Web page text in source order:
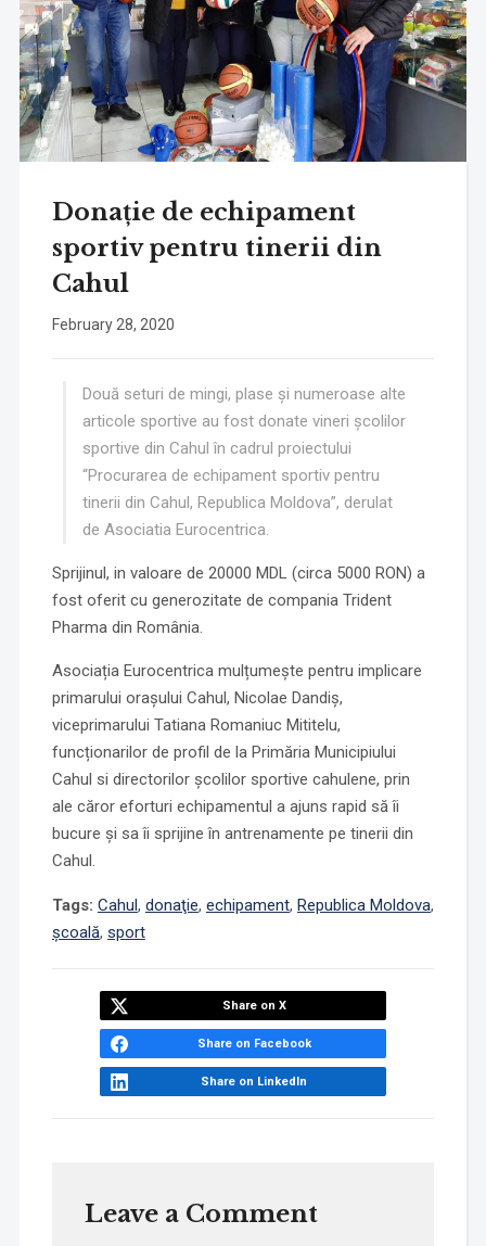
Donație de echipament
sportiv pentru tinerii din
Cahul
February 28, 2020
Două seturi de mingi, plase și numeroase alte
articole sportive au fost donate vineri școlilor
sportive din Cahul în cadrul proiectului
“Procurarea de echipament sportiv pentru
tinerii din Cahul, Republica Moldova”, derulat
de Asociatia Eurocentrica.
Sprijinul, in valoare de 20000 MDL (circa 5000 RON) a
fost oferit cu generozitate de compania Trident
Pharma din România.
Asociația Eurocentrica mulțumește pentru implicare
primarului orașului Cahul, Nicolae Dandiș,
viceprimarului Tatiana Romaniuc Mititelu,
funcționarilor de profil de la Primăria Municipiului
Cahul si directorilor școlilor sportive cahulene, prin
ale căror eforturi echipamentul a ajuns rapid să îi
bucure și sa îi sprijine în antrenamente pe tinerii din
Cahul.
Tags: Cahul, donaţie, echipament, Republica Moldova,
școală, sport
Share on X
Share on Facebook
Share on LinkedIn
Leave a Comment